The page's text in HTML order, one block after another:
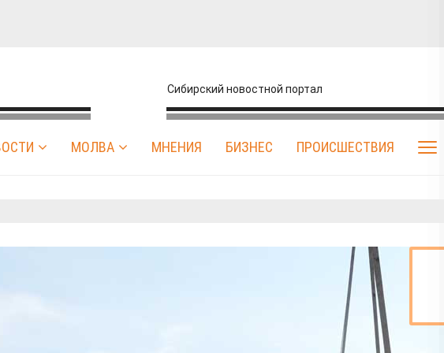
Сибирский новостной портал
МОЛВА МНЕНИЯ БИЗНЕС ПРОИСШЕСТВИЯ
5 школ, закрытых